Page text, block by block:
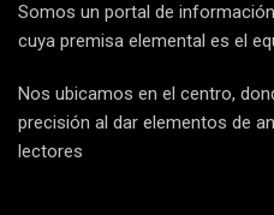
Somos un portal de
cuya premisa elemental es el
Nos ubicamos en el centro,
precisión al dar elementos de
lectores